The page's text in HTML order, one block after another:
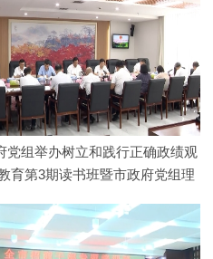
党组举办树立和践行正确政绩观
育第3期读书班暨市政府党组理